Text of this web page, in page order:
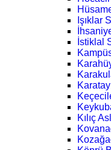
Işıklar
İstiklal
Kılıç